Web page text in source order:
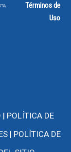
Términos de
Uso
| POLÍTICA DE
| POLÍTICA DE